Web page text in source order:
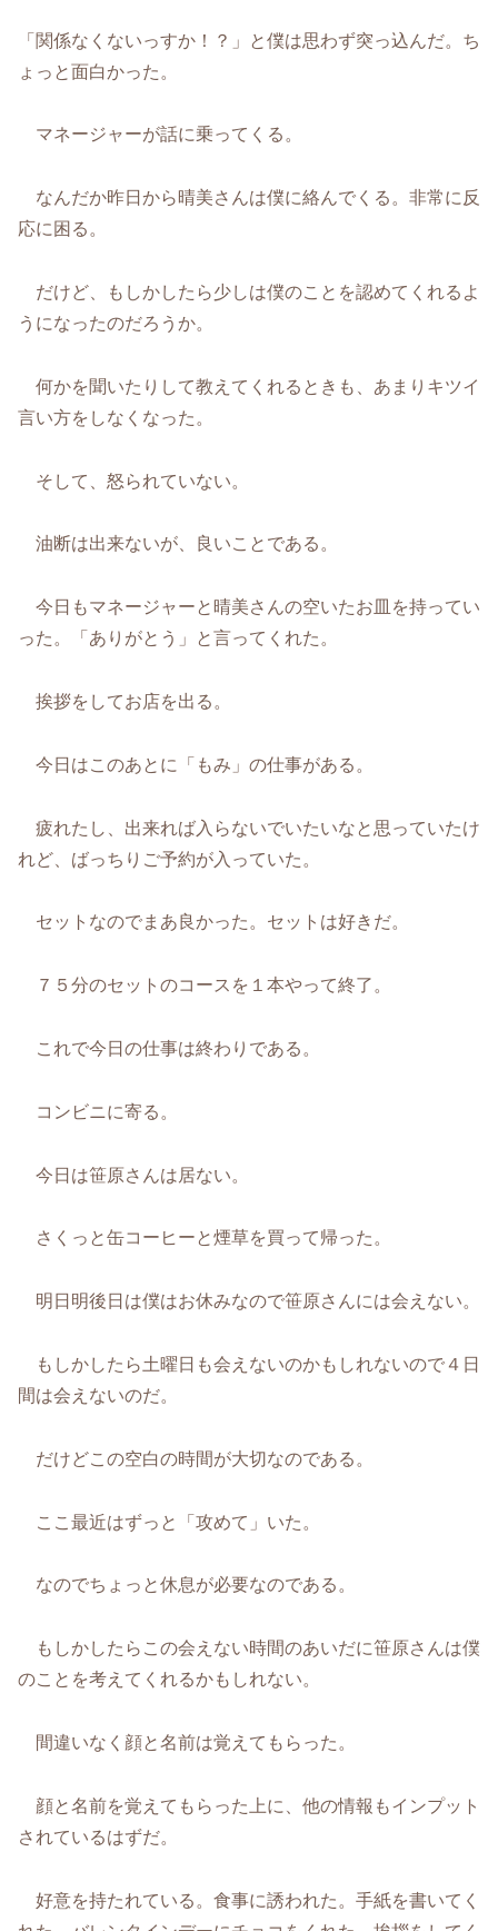
「関係なくないっすか！？」と僕は思わず突っ込んだ。ち
ょっと面白かった。
マネージャーが話に乗ってくる。
なんだか昨日から晴美さんは僕に絡んでくる。非常に反
応に困る。
だけど、もしかしたら少しは僕のことを認めてくれるよ
うになったのだろうか。
何かを聞いたりして教えてくれるときも、あまりキツイ
言い方をしなくなった。
そして、怒られていない。
油断は出来ないが、良いことである。
今日もマネージャーと晴美さんの空いたお皿を持ってい
った。「ありがとう」と言ってくれた。
挨拶をしてお店を出る。
今日はこのあとに「もみ」の仕事がある。
疲れたし、出来れば入らないでいたいなと思っていたけ
れど、ばっちりご予約が入っていた。
セットなのでまあ良かった。セットは好きだ。
７５分のセットのコースを１本やって終了。
これで今日の仕事は終わりである。
コンビニに寄る。
今日は笹原さんは居ない。
さくっと缶コーヒーと煙草を買って帰った。
明日明後日は僕はお休みなので笹原さんには会えない。
もしかしたら土曜日も会えないのかもしれないので４日
間は会えないのだ。
だけどこの空白の時間が大切なのである。
ここ最近はずっと「攻めて」いた。
なのでちょっと休息が必要なのである。
もしかしたらこの会えない時間のあいだに笹原さんは僕
のことを考えてくれるかもしれない。
間違いなく顔と名前は覚えてもらった。
顔と名前を覚えてもらった上に、他の情報もインプット
されているはずだ。
好意を持たれている。食事に誘われた。手紙を書いてく